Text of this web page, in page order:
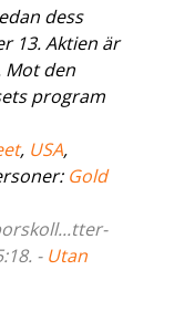
dess
13. Aktien är
Mot den
program
, USA,
Gold
- Utan